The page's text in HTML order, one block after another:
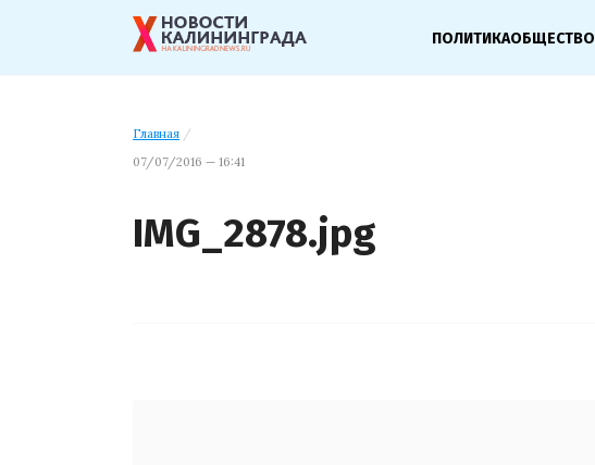
ПОЛИТИКАОБЩЕСТВО
Главная /
07/07/2016 — 16:41
IMG_2878.jpg